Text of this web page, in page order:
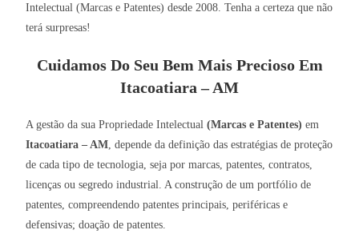
Intelectual (Marcas e Patentes) desde 2008. Tenha a certeza que não
terá surpresas!
Cuidamos Do Seu Bem Mais Precioso Em
Itacoatiara – AM
A gestão da sua Propriedade Intelectual(Marcas e Patentes) em
Itacoatiara – AM , depende da definição das estratégias de proteção
de cada tipo de tecnologia, seja por marcas, patentes, contratos,
licenças ou segredo industrial. A construção de um portfólio de
patentes, compreendendo patentes principais, periféricas e
defensivas; doação de patentes.